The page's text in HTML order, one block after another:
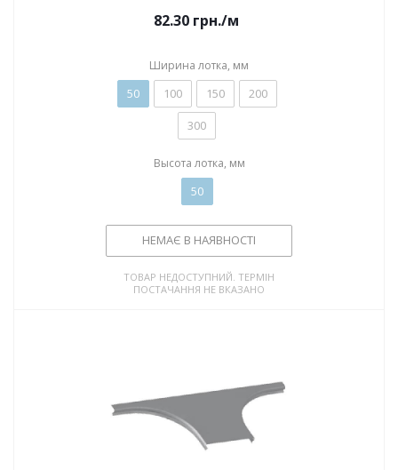
82.30грн./м
Ширина лотка, мм
50 100 150
200
300
Высота лотка, мм
50
НЕМАЄ В НАЯВНОСТІ
ТОВАР НЕДОСТУПНИЙ. ТЕРМІН
ПОСТАЧАННЯ НЕ ВКАЗАНО